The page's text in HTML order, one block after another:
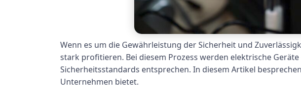
Wenn es um die Gewährleistung der Sicherheit und
stark profitieren. Bei diesem Prozess werden elektrische
Sicherheitsstandards entsprechen. In diesem Artikel
Unternehmen bietet.